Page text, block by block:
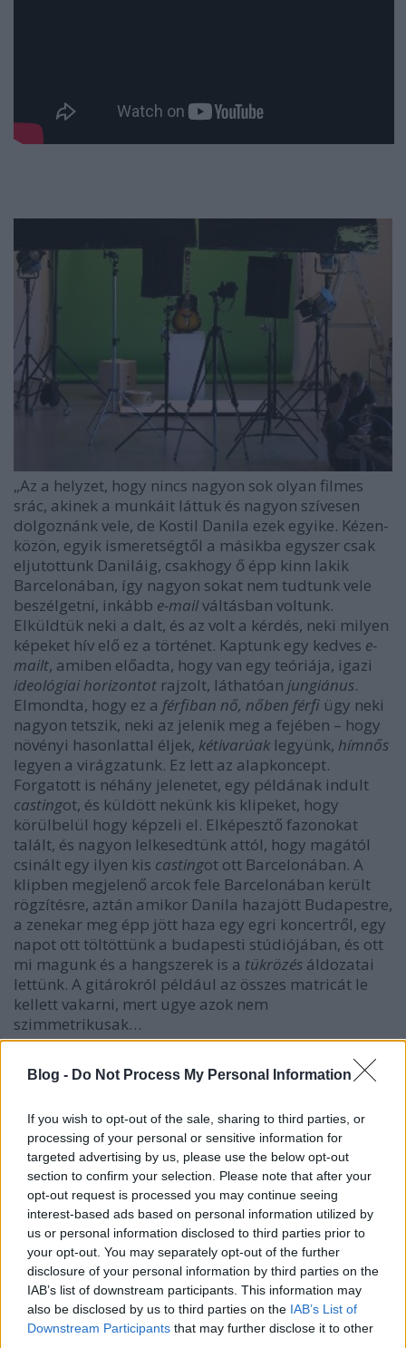
Blog - Do Not Process My Personal Information
If you wish to opt-out of the sale, sharing to third parties, or
processing of your personal or sensitive information for
targeted advertising by us, please use the below opt-out
section to confirm your selection. Please note that after your
opt-out request is processed you may continue seeing
interest-based ads based on personal information utilized by
us or personal information disclosed to third parties prior to
your opt-out. You may separately opt-out of the further
disclosure of your personal information by third parties on the
IAB’s list of downstream participants. This information may
also be disclosed by us to third parties on the IAB’s List of
Downstream Participants that may further disclose it to other
„Az a helyzet, hogy nincs nagyon sok olyan filmes
srác, akinek a munkáit láttuk és nagyon szívesen
dolgoznánk vele, de Kostil Danila ezek egyike. Kézen-
közön, egyik ismeretségtől a másikba egyszer csak
eljutottunk Daniláig, csakhogy ő épp kinn lakik
Barcelonában, így nagyon sokat nem tudtunk vele
beszélgetni, inkább e-mailváltásban voltunk.
Elküldtük neki a dalt, és az volt a kérdés, neki milyen
képeket hív elő ez a történet. Kaptunk egy kedves e-
mailt, amiben előadta, hogy van egy teóriája, igazi
ideológiai horizontot rajzolt, láthatóan jungiánus.
Elmondta, hogy ez a férfiban nő, nőben férfi ügy neki
nagyon tetszik, neki az jelenik meg a fejében – hogy
növényi hasonlattal éljek, kétivarúak legyünk, hímnős
legyen a virágzatunk. Ez lett az alapkoncept.
Forgatott is néhány jelenetet, egy példának indult
castingot, és küldött nekünk kis klipeket, hogy
körülbelül hogy képzeli el. Elképesztő fazonokat
talált, és nagyon lelkesedtünk attól, hogy magától
csinált egy ilyen kis castingot ott Barcelonában. A
klipben megjelenő arcok fele Barcelonában került
rögzítésre, aztán amikor Danila hazajött Budapestre,
a zenekar meg épp jött haza egy egri koncertről, egy
napot ott töltöttünk a budapesti stúdiójában, és ott
mi magunk és a hangszerek is a tükrözés áldozatai
lettünk. A gitárokról például az összes matricát le
kellett vakarni, mert ugye azok nem
szimmetrikusak…
A budapesti forgatásra megkértük az ismerőseinket
és barátainkat is, hogy jöjjenek, majd csinálunk
róluk ilyen szép képeket. Nemes Tomi barátunk
lányától a legvagányabb raszta Zalán haverunkig
mindenki eljött, de nem mondtuk el előre nekik, mi